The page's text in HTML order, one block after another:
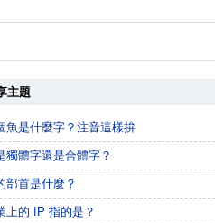
主題
魚是什麼字？注音這樣拚
獨體字還是合體字？
部首是什麼？
上的 IP 指的是？